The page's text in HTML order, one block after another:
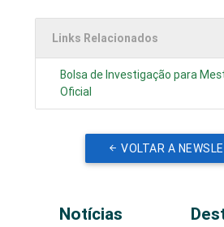
Links Relacionados
Bolsa de Investigação para
Oficial
VOLTAR A
Notícias